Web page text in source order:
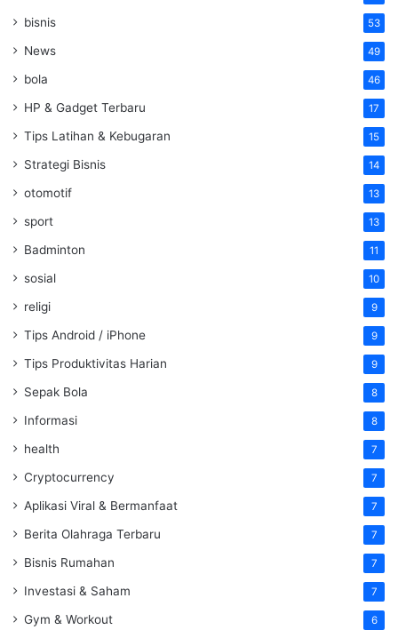
bisnis 53
News 49
bola 46
HP & Gadget Terbaru 17
Tips Latihan & Kebugaran 15
Strategi Bisnis 14
otomotif 13
sport 13
Badminton 11
sosial 10
religi 9
Tips Android / iPhone 9
Tips Produktivitas Harian 9
Sepak Bola 8
Informasi 8
health 7
Cryptocurrency 7
Aplikasi Viral & Bermanfaat 7
Berita Olahraga Terbaru 7
Bisnis Rumahan 7
Investasi & Saham 7
Gym & Workout 6